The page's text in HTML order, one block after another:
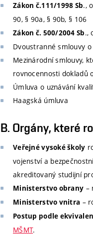
Zákon č.111/1998 Sb.,
90, § 90a, § 90b, § 106
Zákon č. 500/2004 Sb.,
Dvoustranné smlouvy
Mezinárodní smlouvy,
rovnocennosti dokladů
Úmluva o uznávání
Haagská úmluva
B. Orgány, které
Veřejné vysoké školy
vojenství a
akreditovaný studijní
Ministerstvo obrany –
Ministerstvo vnitra –
Postup podle
MŠMT.